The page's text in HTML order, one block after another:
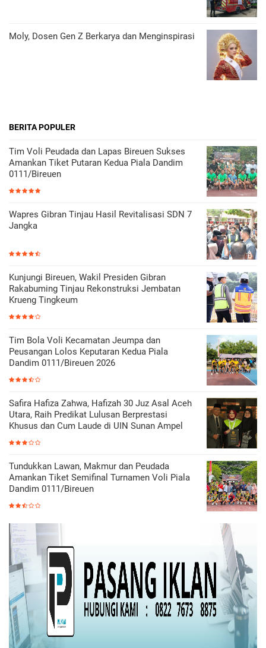
Moly, Dosen Gen Z Berkarya dan Menginspirasi
BERITA POPULER
Tim Voli Peudada dan Lapas Bireuen Sukses
Amankan Tiket Putaran Kedua Piala Dandim
0111/Bireuen
Wapres Gibran Tinjau Hasil Revitalisasi SDN 7
Jangka
Kunjungi Bireuen, Wakil Presiden Gibran
Rakabuming Tinjau Rekonstruksi Jembatan
Krueng Tingkeum
Tim Bola Voli Kecamatan Jeumpa dan
Peusangan Lolos Keputaran Kedua Piala
Dandim 0111/Bireuen 2026
Safira Hafiza Zahwa, Hafizah 30 Juz Asal Aceh
Utara, Raih Predikat Lulusan Berprestasi
Khusus dan Cum Laude di UIN Sunan Ampel
Tundukkan Lawan, Makmur dan Peudada
Amankan Tiket Semifinal Turnamen Voli Piala
Dandim 0111/Bireuen